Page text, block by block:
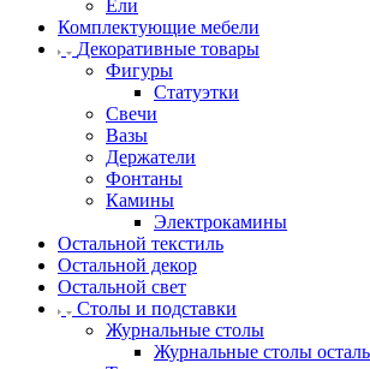
Ели
Комплектующие мебели
Декоративные товары
Фигуры
Статуэтки
Свечи
Вазы
Держатели
Фонтаны
Камины
Электрокамины
Остальной текстиль
Остальной декор
Остальной свет
Столы и подставки
Журнальные столы
Журнальные столы